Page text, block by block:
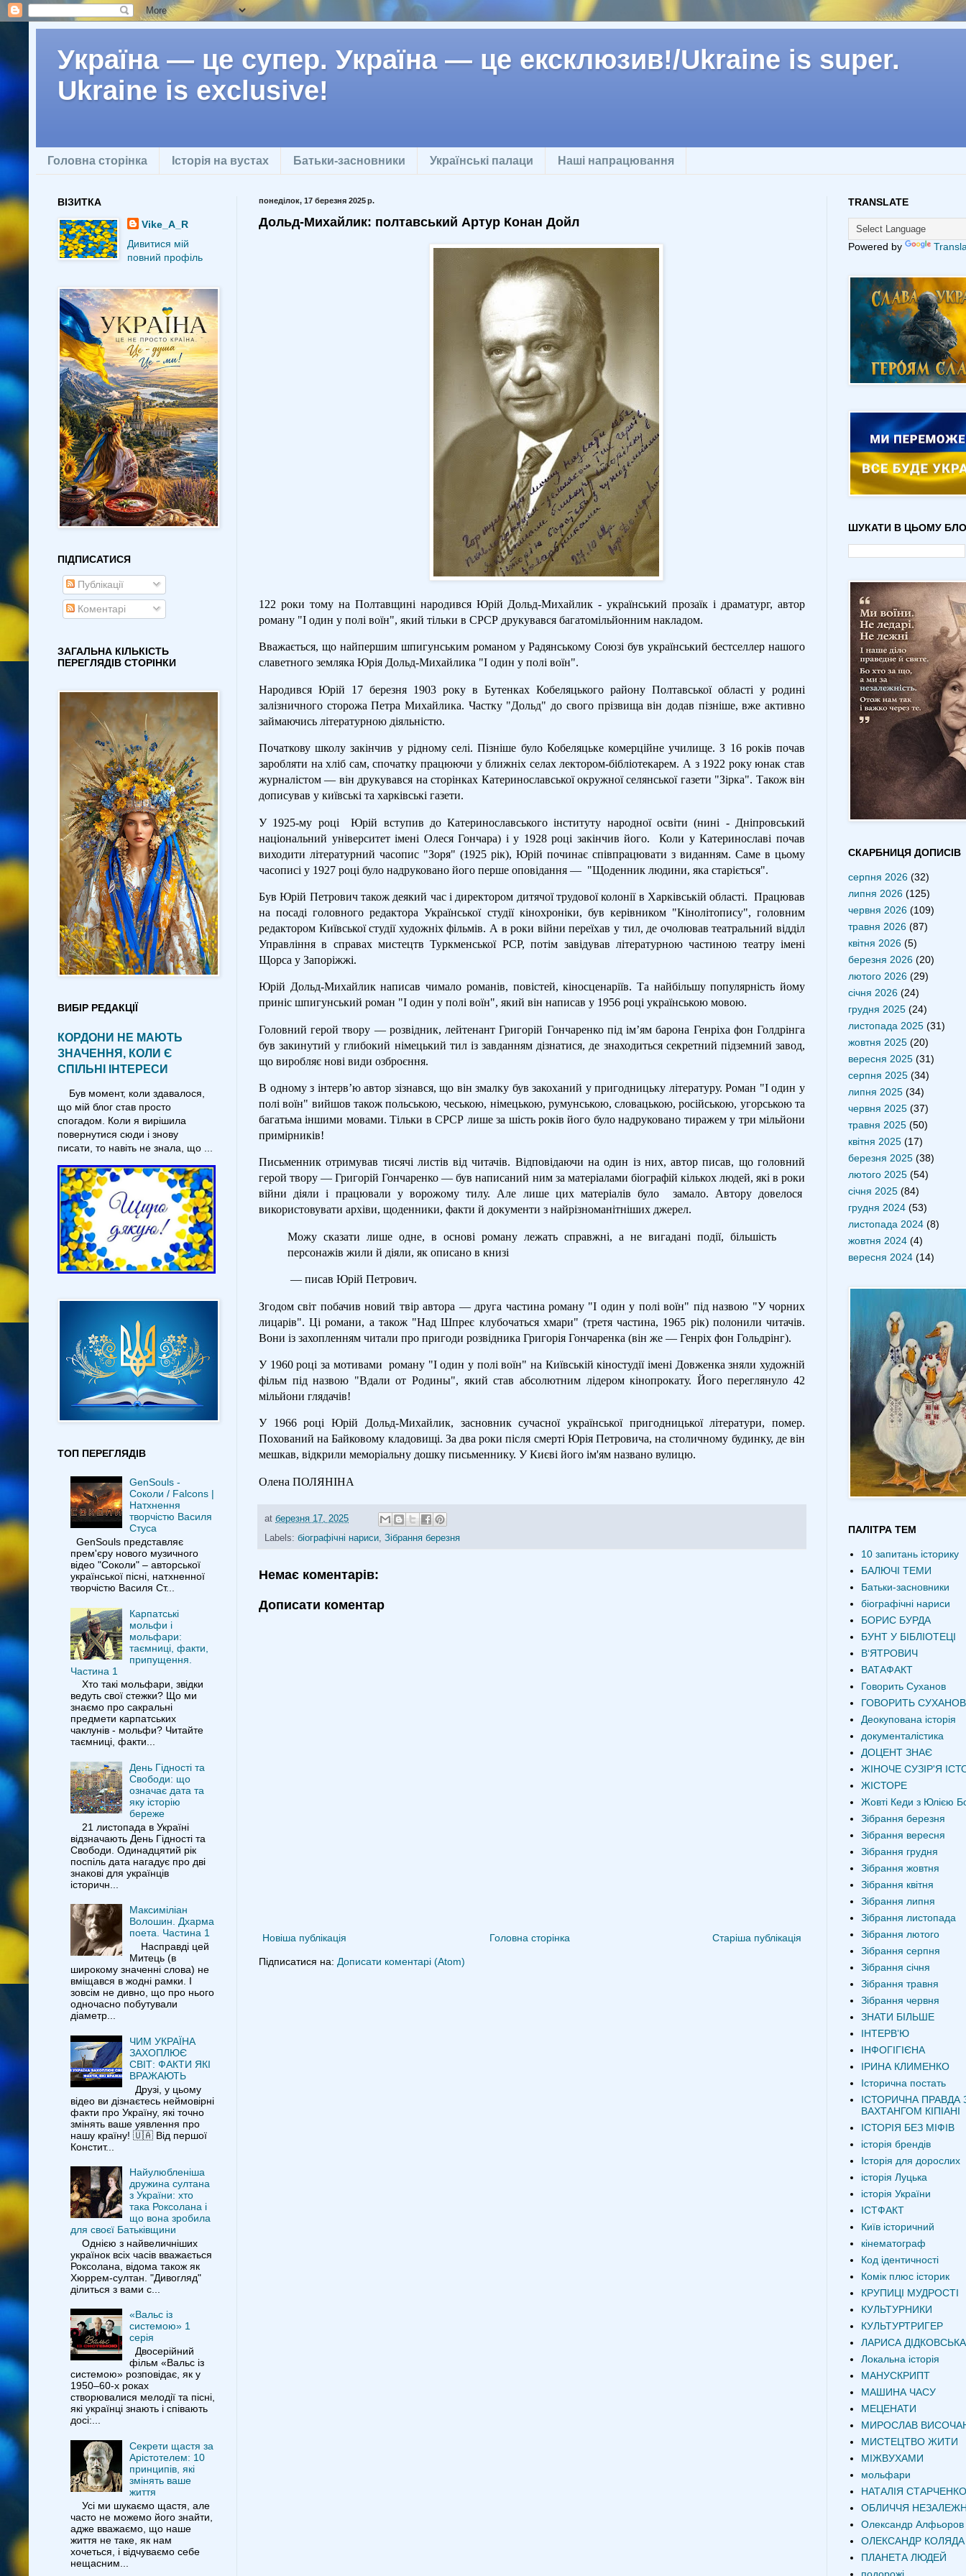
Україна — це супер. Україна — це ексклюзив!/Ukraine is super.
Ukraine is exclusive!
Головна сторінка Історія на вустах Батьки-засновники Українські палаци Наші напрацювання
понеділок, 17 березня 2025 р.
Дольд-Михайлик: полтавський Артур Конан Дойл
122 роки тому на Полтавщині народився Юрій Дольд-Михайлик - український прозаїк і драматург, автор
роману "І один у полі воїн", який тільки в СРСР друкувався багатомільйонним накладом.
Вважається, що найпершим шпигунським романом у Радянському Союзі був український бестселлер нашого
славетного земляка Юрія Дольд-Михайлика "І один у полі воїн".
Народився Юрій 17 березня 1903 року в Бутенках Кобеляцького району Полтавської області у родині
залізничного сторожа Петра Михайлика. Частку "Дольд" до свого прізвища він додав пізніше, вже активно
займаючись літературною діяльністю.
Початкову школу закінчив у рідному селі. Пізніше було Кобеляцьке комерційне училище. З 16 років почав
заробляти на хліб сам, спочатку працюючи у ближніх селах лектором-бібліотекарем. А з 1922 року юнак став
журналістом — він друкувався на сторінках Катеринославської окружної селянської газети "Зірка". Також він
дописував у київські та харківські газети.
У 1925-му році
Юрій вступив до Катеринославського інституту народної освіти (нині - Дніпровський
національний університет імені Олеся Гончара) і у 1928 році закінчив його.
Коли у Катеринославі почав
виходити літературний часопис "Зоря" (1925 рік), Юрій починає співпрацювати з виданням. Саме в цьому
часописі у 1927 році було надруковано його перше оповідання — "Щоденник людини, яка старіється".
Був Юрій Петрович також деякий час і директором дитячої трудової колонії в Харківській області. Працював
на посаді головного редактора Української студії кінохроніки, був керівником "Кінолітопису", головним
редактором Київської студії художніх фільмів. А в роки війни переїхав у тил, де очолював театральний відділ
Управління в справах мистецтв Туркменської РСР, потім завідував літературною частиною театру імені
Щорса у Запоріжжі.
Юрій Дольд-Михайлик написав чимало романів, повістей, кіносценаріїв. Та найбільшу популярність йому
приніс шпигунський роман "І один у полі воїн", який він написав у 1956 році українською мовою.
Головний герой твору — розвідник, лейтенант Григорій Гончаренко під ім’ям барона Генріха фон Голдрінга
був закинутий у глибокий німецький тил із завданням дізнатися, де знаходиться секретний підземний завод,
що виробляє нові види озброєння.
В одному з інтерв’ю автор зізнався, що він змалку був закоханий у пригодницьку літературу. Роман "І один у
полі воїн" вийшов також польською, чеською, німецькою, румунською, словацькою, російською, угорською та
багатьма іншими мовами. Тільки в СРСР лише за шість років його було надруковано тиражем у три мільйони
примірників!
Письменник отримував тисячі листів від читачів. Відповідаючи на один із них, автор писав, що головний
герой твору — Григорій Гончаренко — був написаний ним за матеріалами біографій кількох людей, які в роки
війни діяли і працювали у ворожому тилу. Але лише цих матеріалів було
замало. Автору довелося
використовувати архіви, щоденники, факти й документи з найрізноманітніших джерел.
Можу сказати лише одне, в основі роману лежать справжні, а не вигадані події, більшість
персонажів жили й діяли, як описано в книзі
— писав Юрій Петрович.
Згодом світ побачив новий твір автора — друга частина роману "І один у полі воїн" під назвою "У чорних
лицарів". Ці романи, а також "Над Шпреє клубочаться хмари" (третя частина, 1965 рік) полонили читачів.
Вони із захопленням читали про пригоди розвідника Григорія Гончаренка (він же — Генріх фон Гольдрінг).
У 1960 році за мотивами роману "І один у полі воїн" на Київській кіностудії імені Довженка зняли художній
фільм під назвою "Вдали от Родины", який став абсолютним лідером кінопрокату. Його переглянуло 42
мільйони глядачів!
У 1966 році Юрій Дольд-Михайлик, засновник сучасної української пригодницької літератури, помер.
Похований на Байковому кладовищі. За два роки після смерті Юрія Петровича, на столичному будинку, де він
мешкав, відкрили меморіальну дошку письменнику. У Києві його ім'ям названо вулицю.
Олена ПОЛЯНІНА
at березня 17, 2025
Labels: біографічні нариси, Зібрання березня
Немає коментарів:
Дописати коментар
Новіша публікація Старіша публікація
Головна сторінка
Підписатися на: Дописати коментарі (Atom)
ВІЗИТКА
Vike_A_R
Дивитися мій
повний профіль
ПІДПИСАТИСЯ
Публікації
Коментарі
ЗАГАЛЬНА КІЛЬКІСТЬ
ПЕРЕГЛЯДІВ СТОРІНКИ
ВИБІР РЕДАКЦІЇ
КОРДОНИ НЕ МАЮТЬ
ЗНАЧЕННЯ, КОЛИ Є
СПІЛЬНІ ІНТЕРЕСИ
Був момент, коли здавалося,
що мій блог став просто
спогадом. Коли я вирішила
повернутися сюди і знову
писати, то навіть не знала, що ...
ТОП ПЕРЕГЛЯДІВ
GenSouls -
Соколи / Falcons |
Натхнення
творчістю Василя
Стуса
GenSouls представляє
прем'єру нового музичного
відео "Соколи" – авторської
української пісні, натхненної
творчістю Василя Ст...
Карпатські
мольфи і
мольфари:
таємниці, факти,
припущення.
Частина 1
Хто такі мольфари, звідки
ведуть свої стежки? Що ми
знаємо про сакральні
предмети карпатських
чаклунів - мольфи? Читайте
таємниці, факти...
День Гідності та
Свободи: що
означає дата та
яку історію
береже
21 листопада в Україні
відзначають День Гідності та
Свободи. Одинадцятий рік
поспіль дата нагадує про дві
знакові для українців
історичн...
Максиміліан
Волошин. Дхарма
поета. Частина 1
Насправді цей
Митець (в
широкому значенні слова) не
вміщався в жодні рамки. І
зовсім не дивно, що про нього
одночасно побутували
діаметр...
ЧИМ УКРАЇНА
ЗАХОПЛЮЄ
СВІТ: ФАКТИ ЯКІ
ВРАЖАЮТЬ
Друзі, у цьому
відео ви дізнаєтесь неймовірні
факти про Україну, які точно
змінять ваше уявлення про
нашу країну! 🇺🇦 Від першої
Констит...
Найулюбленіша
дружина султана
з України: хто
така Роксолана і
що вона зробила
для своєї Батьківщини
Однією з найвеличніших
українок всіх часів вважається
Роксолана, відома також як
Хюррем-султан. "Дивогляд"
ділиться з вами с...
«Вальс із
системою» 1
серія
Двосерійний
фільм «Вальс із
системою» розповідає, як у
1950–60-х роках
створювалися мелодії та пісні,
які українці знають і співають
досі:...
Секрети щастя за
Арістотелем: 10
принципів, які
змінять ваше
життя
Усі ми шукаємо щастя, але
часто не можемо його знайти,
адже вважаємо, що наше
життя не таке, як нам
хочеться, і відчуваємо себе
нещасним...
TRANSLATE
Powered by
ШУКАТИ В ЦЬОМУ
СКАРБНИЦЯ ДОПИСІВ
серпня 2026 (32)
липня 2026 (125)
червня 2026 (109)
травня 2026 (87)
квітня 2026 (5)
березня 2026 (20)
лютого 2026 (29)
січня 2026 (24)
грудня 2025 (24)
листопада 2025 (31)
жовтня 2025 (20)
вересня 2025 (31)
серпня 2025 (34)
липня 2025 (34)
червня 2025 (37)
травня 2025 (50)
квітня 2025 (17)
березня 2025 (38)
лютого 2025 (54)
січня 2025 (84)
грудня 2024 (53)
листопада 2024 (8)
жовтня 2024 (4)
вересня 2024 (14)
ПАЛІТРА ТЕМ
10 запитань історику
БАЛЮЧІ ТЕМИ
Батьки-засновники
біографічні нариси
БОРИС БУРДА
БУНТ У БІБЛІОТЕЦІ
В‘ЯТРОВИЧ
ВАТАФАКТ
Говорить Суханов
ГОВОРИТЬ СУХАНОВ
Деокупована історія
документалістика
ДОЦЕНТ ЗНАЄ
ЖІНОЧЕ СУЗІР'Я
ЖІСТОРЕ
Жовті Кеди з Юлією
Зібрання березня
Зібрання вересня
Зібрання грудня
Зібрання жовтня
Зібрання квітня
Зібрання липня
Зібрання листопада
Зібрання лютого
Зібрання серпня
Зібрання січня
Зібрання травня
Зібрання червня
ЗНАТИ БІЛЬШЕ
ІНТЕРВʼЮ
ІНФОГІГІЄНА
ІРИНА КЛИМЕНКО
Історична постать
ІСТОРИЧНА ПРАВДА
ВАХТАНГОМ КІПІАНІ
ІСТОРІЯ БЕЗ МІФІВ
історія брендів
Історія для дорослих
історія Луцька
історія України
ІСТФАКТ
Київ історичний
кінематограф
Код ідентичності
Комік плюс історик
КРУПИЦІ МУДРОСТІ
КУЛЬТУРНИКИ
КУЛЬТУРТРИГЕР
ЛАРИСА ДІДКОВСЬКА
Локальна історія
МАНУСКРИПТ
МАШИНА ЧАСУ
МЕЦЕНАТИ
МИРОСЛАВ
МИСТЕЦТВО ЖИТИ
МІЖВУХАМИ
мольфари
НАТАЛІЯ СТАРЧЕНКО
ОБЛИЧЧЯ
Олександр Алфьоров
ОЛЕКСАНДР КОЛЯДА
ПЛАНЕТА ЛЮДЕЙ
подорожі